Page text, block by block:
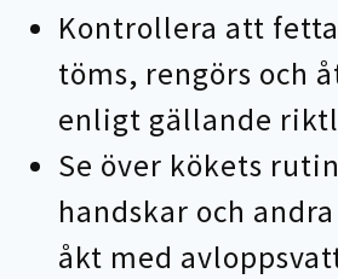
Kontrollera att
töms, rengörs och
enligt gällande
Se över kökets
handskar och
åkt med